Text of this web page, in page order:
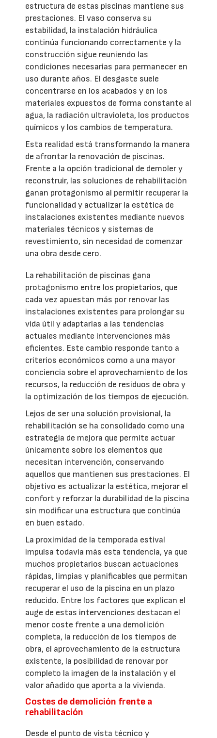
estructura de estas piscinas mantiene sus
prestaciones. El vaso conserva su
estabilidad, la instalación hidráulica
continúa funcionando correctamente y la
construcción sigue reuniendo las
condiciones necesarias para permanecer en
uso durante años. El desgaste suele
concentrarse en los acabados y en los
materiales expuestos de forma constante al
agua, la radiación ultravioleta, los productos
químicos y los cambios de temperatura.
Esta realidad está transformando la manera
de afrontar la renovación de piscinas.
Frente a la opción tradicional de demoler y
reconstruir, las soluciones de rehabilitación
ganan protagonismo al permitir recuperar la
funcionalidad y actualizar la estética de
instalaciones existentes mediante nuevos
materiales técnicos y sistemas de
revestimiento, sin necesidad de comenzar
una obra desde cero.
La rehabilitación de piscinas gana
protagonismo entre los propietarios, que
cada vez apuestan más por renovar las
instalaciones existentes para prolongar su
vida útil y adaptarlas a las tendencias
actuales mediante intervenciones más
eficientes. Este cambio responde tanto a
criterios económicos como a una mayor
conciencia sobre el aprovechamiento de los
recursos, la reducción de residuos de obra y
la optimización de los tiempos de ejecución.
Lejos de ser una solución provisional, la
rehabilitación se ha consolidado como una
estrategia de mejora que permite actuar
únicamente sobre los elementos que
necesitan intervención, conservando
aquellos que mantienen sus prestaciones. El
objetivo es actualizar la estética, mejorar el
confort y reforzar la durabilidad de la piscina
sin modificar una estructura que continúa
en buen estado.
La proximidad de la temporada estival
impulsa todavía más esta tendencia, ya que
muchos propietarios buscan actuaciones
rápidas, limpias y planificables que permitan
recuperar el uso de la piscina en un plazo
reducido. Entre los factores que explican el
auge de estas intervenciones destacan el
menor coste frente a una demolición
completa, la reducción de los tiempos de
obra, el aprovechamiento de la estructura
existente, la posibilidad de renovar por
completo la imagen de la instalación y el
valor añadido que aporta a la vivienda.
Costes de demolición frente a
rehabilitación
Desde el punto de vista técnico y